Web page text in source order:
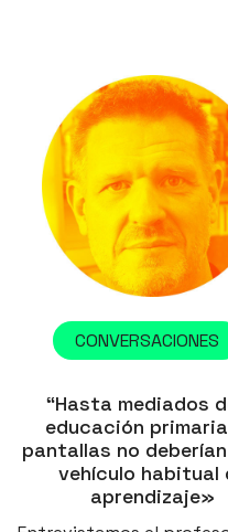
CONVERSACIONES
“Hasta mediados
educación
pantallas no
vehículo habitual
aprendizaje»